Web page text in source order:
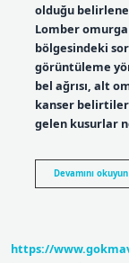
olduğu
Lomber
bölgesindeki
görüntüleme
bel ağrısı, alt
kanser
gelen kusurlar
Devamını okuyun
https://